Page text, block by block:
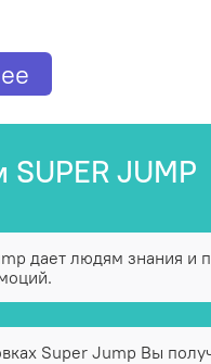
JUMP
дает людям знания и
Super Jump Вы